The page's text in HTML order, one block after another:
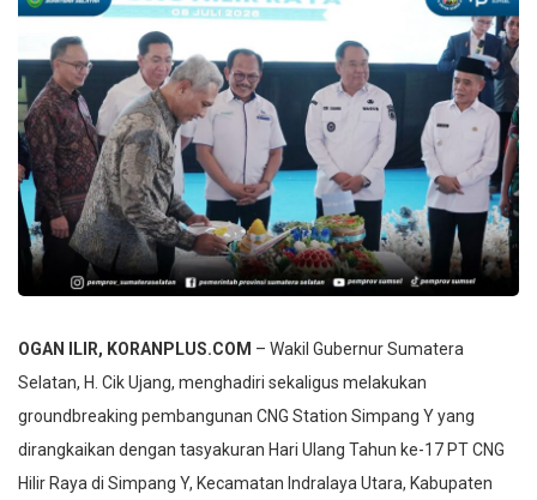
OGAN ILIR, KORANPLUS.COM – Wakil Gubernur Sumatera
Selatan, H. Cik Ujang, menghadiri sekaligus melakukan
groundbreaking pembangunan CNG Station Simpang Y yang
dirangkaikan dengan tasyakuran Hari Ulang Tahun ke-17 PT CNG
Hilir Raya di Simpang Y, Kecamatan Indralaya Utara, Kabupaten